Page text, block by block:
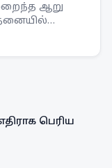
ஆறு
பெரிய